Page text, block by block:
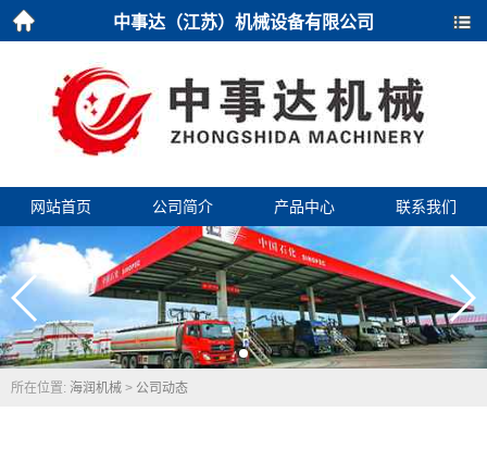
中事达（江苏）机械设备有限公司
网站首页 公司简介 产品中心 联系我们
所在位置: 海润机械 > 公司动态